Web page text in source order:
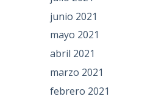
junio 2021
mayo 2021
abril 2021
marzo 2021
febrero 2021